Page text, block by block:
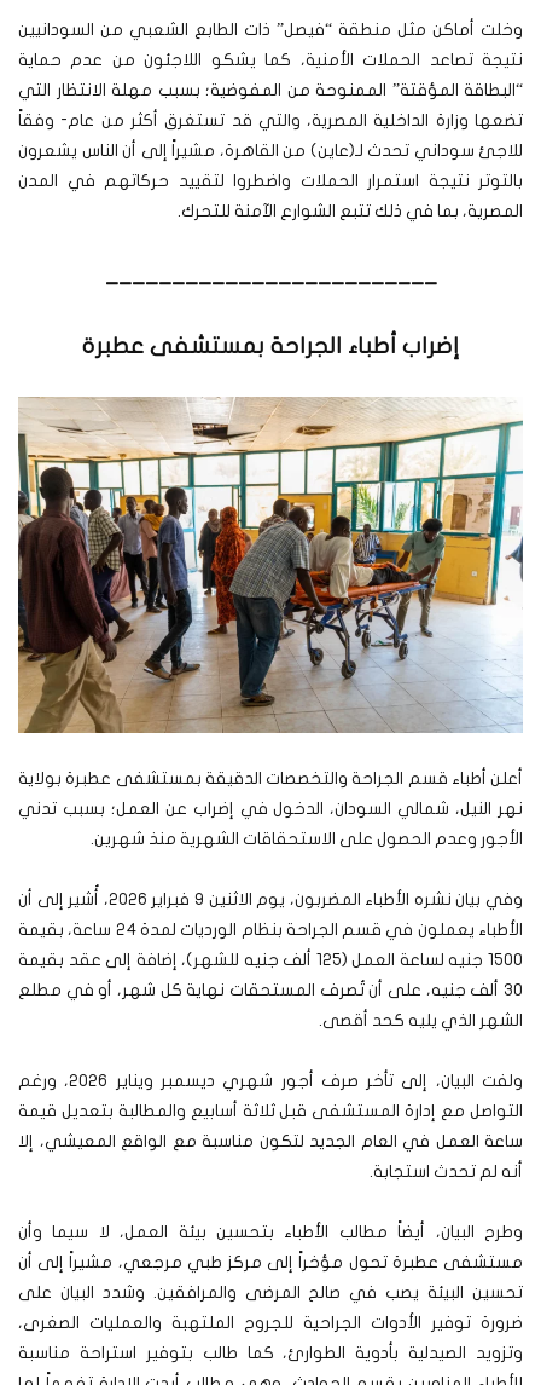
وخلت أماكن مثل منطقة “فيصل” ذات الطابع الشعبي من السودانيين
نتيجة تصاعد الحملات الأمنية، كما يشكو اللاجئون من عدم حماية
“البطاقة المؤقتة” الممنوحة من المفوضية؛ بسبب مهلة الانتظار التي
تضعها وزارة الداخلية المصرية، والتي قد تستغرق أكثر من عام- وفقاً
للاجئ سوداني تحدث لـ(عاين) من القاهرة، مشيراً إلى أن الناس يشعرون
بالتوتر نتيجة استمرار الحملات واضطروا لتقييد حركاتهم في المدن
المصرية، بما في ذلك تتبع الشوارع الآمنة للتحرك.
إضراب أطباء الجراحة بمستشفى عطبرة
أعلن أطباء قسم الجراحة والتخصصات الدقيقة بمستشفى عطبرة بولاية
نهر النيل، شمالي السودان، الدخول في إضراب عن العمل؛ بسبب تدني
الأجور وعدم الحصول على الاستحقاقات الشهرية منذ شهرين.
وفي بيان نشره الأطباء المضربون، يوم الاثنين 9 فبراير 2026، أُشير إلى أن
الأطباء يعملون في قسم الجراحة بنظام الورديات لمدة 24 ساعة، بقيمة
1500 جنيه لساعة العمل (125 ألف جنيه للشهر)، إضافة إلى عقد بقيمة
30 ألف جنيه، على أن تُصرف المستحقات نهاية كل شهر، أو في مطلع
الشهر الذي يليه كحد أقصى.
ولفت البيان، إلى تأخر صرف أجور شهري ديسمبر ويناير 2026، ورغم
التواصل مع إدارة المستشفى قبل ثلاثة أسابيع والمطالبة بتعديل قيمة
ساعة العمل في العام الجديد لتكون مناسبة مع الواقع المعيشي، إلا
أنه لم تحدث استجابة.
وطرح البيان، أيضاً مطالب الأطباء بتحسين بيئة العمل، لا سيما وأن
مستشفى عطبرة تحول مؤخراً إلى مركز طبي مرجعي، مشيراً إلى أن
تحسين البيئة يصب في صالح المرضى والمرافقين. وشدد البيان على
ضرورة توفير الأدوات الجراحية للجروح الملتهبة والعمليات الصغرى،
وتزويد الصيدلية بأدوية الطوارئ، كما طالب بتوفير استراحة مناسبة